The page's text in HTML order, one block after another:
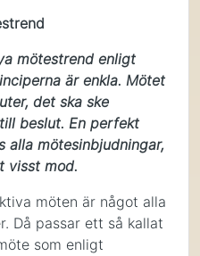
mötestrend enligt
är enkla. Mötet
det ska ske
beslut. En perfekt
alla mötesinbjudningar,
visst mod.
möten är något alla
Då passar ett så kallat
som enligt